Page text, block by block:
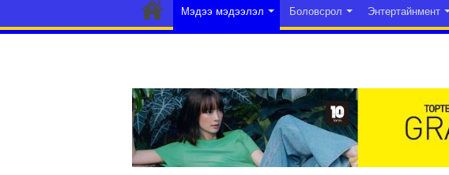
Мэдээ мэдээлэл Боловсрол Энтертайнмент